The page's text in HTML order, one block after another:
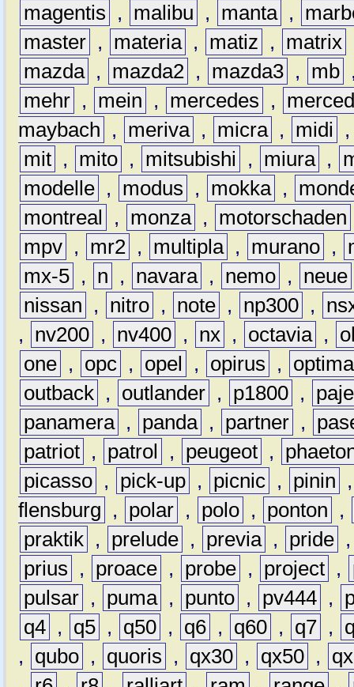
magentis
, malibu , manta ,
master , materia , matiz , matrix
mazda , mazda2 , mazda3 , mb
mehr , mein , mercedes ,
maybach
, meriva , micra , midi
mit , mito , mitsubishi , miura ,
modelle , modus , mokka ,
montreal
, monza , motorschaden
mpv , mr2 , multipla , murano ,
mx-5 , n , navara , nemo , neue
nissan
, nitro , note , np300 ,
,
nv200 , nv400 , nx , octavia ,
one , opc , opel , opirus ,
optima
outback , outlander , p1800 ,
panamera , panda , partner ,
patriot , patrol , peugeot ,
picasso , pick-up , picnic , pinin
flensburg
, polar , polo , ponton
,
praktik , prelude , previa , pride
prius
, proace , probe , project ,
pulsar , puma , punto , pv444 ,
q4 , q5 , q50 , q6 , q60 , q7 ,
,
qubo , quoris , qx30 , qx50 ,